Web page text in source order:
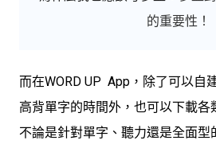
的重要性！
而在WORD UP App，除了可以自
高背單字的時間外，也可以下載各
不論是針對單字、聽力還是全面